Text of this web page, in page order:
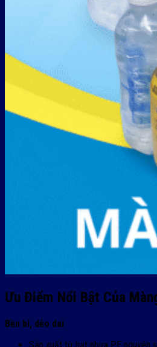
Ưu Điểm Nổi Bật Của
Bền bỉ, dẻo dai
Sản xuất từ hạt nhựa PE nguyên